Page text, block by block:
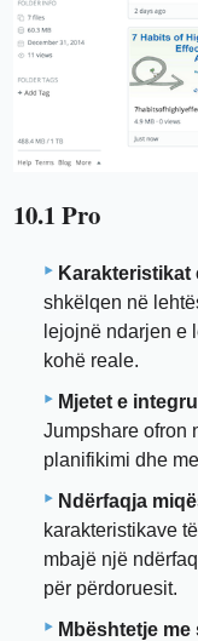
10.1 Pro
Karakteristikat
shkëlqen në
lejojnë ndarjen e
kohë reale.
Mjetet e
Jumpshare ofron
planifikimi dhe
Ndërfaqja
karakteristikave
mbajë një
për përdoruesit.
Mbështetje